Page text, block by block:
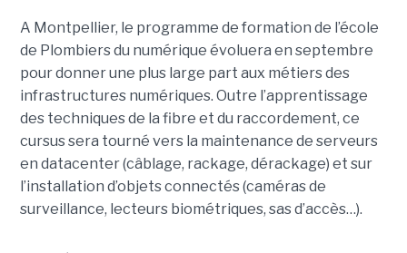
A Montpellier, le programme de formation de l’école
de Plombiers du numérique évoluera en septembre
pour donner une plus large part aux métiers des
infrastructures numériques. Outre l’apprentissage
des techniques de la fibre et du raccordement, ce
cursus sera tourné vers la maintenance de serveurs
en datacenter (câblage, rackage, dérackage) et sur
l’installation d’objets connectés (caméras de
surveillance, lecteurs biométriques, sas d’accès…).